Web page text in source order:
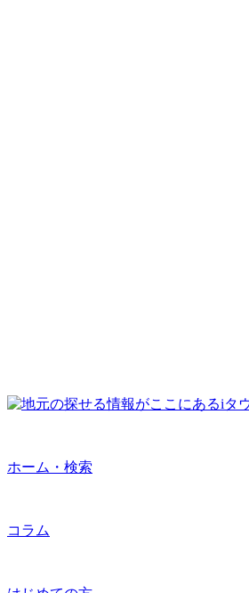
ホーム・検索
コラム